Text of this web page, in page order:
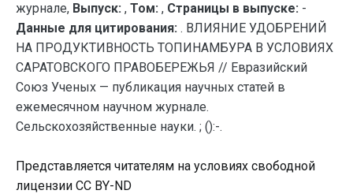
журнале, Выпуск: , Том: , Страницы в выпуске: -
Данные для цитирования: . ВЛИЯНИЕ УДОБРЕНИЙ
НА ПРОДУКТИВНОСТЬ ТОПИНАМБУРА В УСЛОВИЯХ
САРАТОВСКОГО ПРАВОБЕРЕЖЬЯ // Евразийский
Союз Ученых — публикация научных статей в
ежемесячном научном журнале.
Сельскохозяйственные науки. ; ():-.
Представляется читателям на условиях свободной
лицензии CC BY-ND